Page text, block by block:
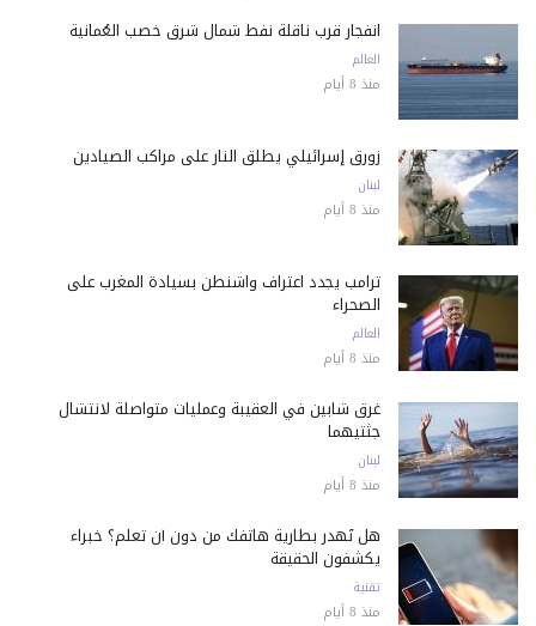
انفجار قرب ناقلة نفط شمال شرق خصب العُمانية
العالم
منذ 8 أيام
زورق إسرائيلي يطلق النار على مراكب الصيادين
لبنان
منذ 8 أيام
ترامب يجدد اعتراف واشنطن بسيادة المغرب على
الصحراء
العالم
منذ 8 أيام
غرق شابين في العقيبة وعمليات متواصلة لانتشال
جثتيهما
لبنان
منذ 8 أيام
هل تُهدر بطارية هاتفك من دون أن تعلم؟ خبراء
يكشفون الحقيقة
تقنية
منذ 8 أيام